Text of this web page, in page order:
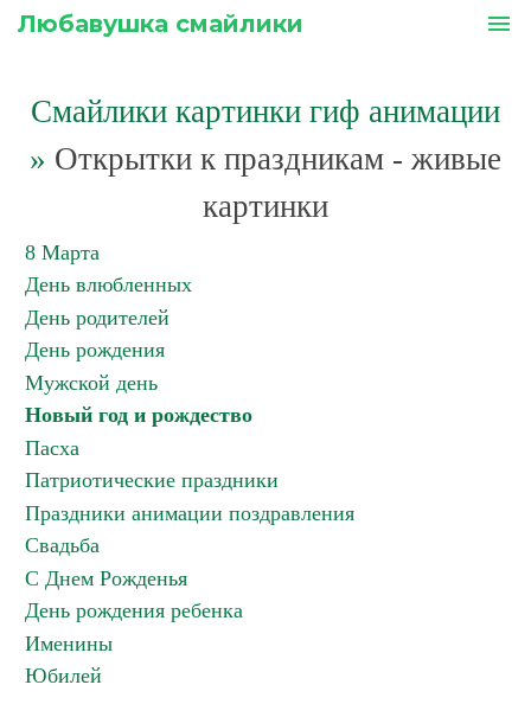
Любавушка смайлики menu
Смайлики картинки гиф анимации
» Открытки к праздникам - живые
картинки
8 Марта
День влюбленных
День родителей
День рождения
Мужской день
Новый год и рождество
Пасха
Патриотические праздники
Праздники анимации поздравления
Свадьба
С Днем Рожденья
День рождения ребенка
Именины
Юбилей